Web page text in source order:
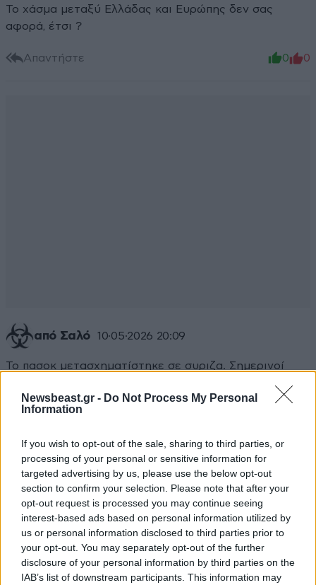
Newsbeast.gr - Do Not Process My Personal
Information
If you wish to opt-out of the sale, sharing to third parties, or
processing of your personal or sensitive information for
targeted advertising by us, please use the below opt-out
section to confirm your selection. Please note that after your
opt-out request is processed you may continue seeing
interest-based ads based on personal information utilized by
us or personal information disclosed to third parties prior to
your opt-out. You may separately opt-out of the further
disclosure of your personal information by third parties on the
IAB’s list of downstream participants. This information may
Το χάσμα μεταξύ Ελλάδας και Ευρώπης δεν σας
αφορά, έτσι ?
Απαντήστε 0 0
από Σαλό 10·05·2026 20:09
Το πασοκ μετασχηματίστηκε σε συριζα. Σημερινοί
θα το ψηφίσει ό,τι και να είναι. Οφείλουν να
γαβγίζουν για τα πάντα !
Απαντήστε 0
中国共产党 10·05·2026 19:44
Νάτο νάτο όπου νάναι το ψηφίζει. Αν είχε σκοπό να
το κάνει γιατί δεν το έκανε τόσα χρόνια;